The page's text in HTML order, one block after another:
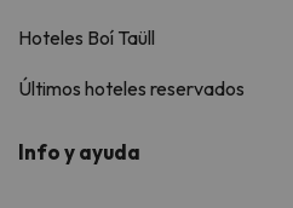
Hoteles Boí Taüll
Últimos hoteles reservados
Info y ayuda